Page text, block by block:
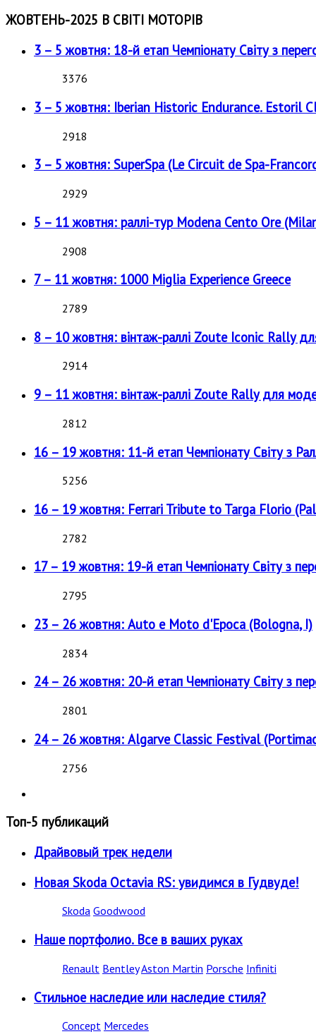
ЖОВТЕНЬ-2025 В СВІТІ МОТОРІВ
3 – 5 жовтня: 18-й етап Чемпіонату Світу з
3376
3 – 5 жовтня: Iberian Historic Endurance. Estoril
2918
3 – 5 жовтня: SuperSpa (Le Circuit de Spa-
2929
5 – 11 жовтня: раллі-тур Modena Cento Ore
2908
7 – 11 жовтня: 1000 Miglia Experience Greece
2789
8 – 10 жовтня: вінтаж-раллі Zoute Iconic Rally
2914
9 – 11 жовтня: вінтаж-раллі Zoute Rally для
2812
16 – 19 жовтня: 11-й етап Чемпіонату Світу з
5256
16 – 19 жовтня: Ferrari Tribute to Targa Florio
2782
17 – 19 жовтня: 19-й етап Чемпіонату Світу з
2795
23 – 26 жовтня: Auto e Moto d'Epoca (Bologna, I)
2834
24 – 26 жовтня: 20-й етап Чемпіонату Світу з
2801
24 – 26 жовтня: Algarve Classic Festival
2756
Топ-5 публикаций
Драйвовый трек недели
Новая Skoda Octavia RS: увидимся в Гудвуде!
Skoda Goodwood
Наше портфолио. Все в ваших руках
Renault BentleyAston Martin Porsche Infiniti
Стильное наследие или наследие стиля?
Concept Mercedes